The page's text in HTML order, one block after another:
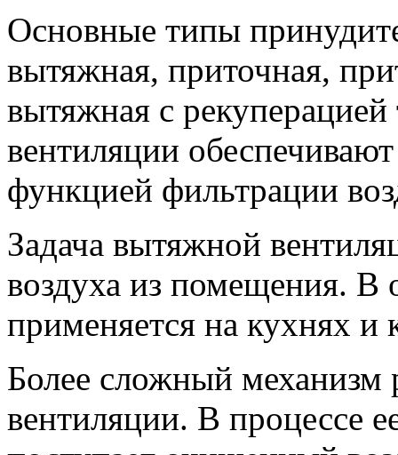
Основные типы
вытяжная, приточная,
вытяжная с
вентиляции
функцией фильтрации
Задача вытяжной
воздуха из помещения. В
применяется на кухнях и
Более сложный механизм
вентиляции. В процессе